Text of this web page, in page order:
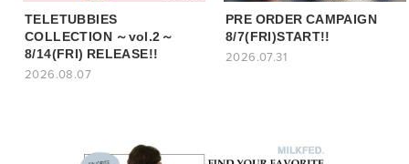
TELETUBBIES
COLLECTION ～vol.2～
8/14(FRI) RELEASE!!
2026.08.07
PRE ORDER CAMPAIGN
8/7(FRI)START!!
2026.07.31